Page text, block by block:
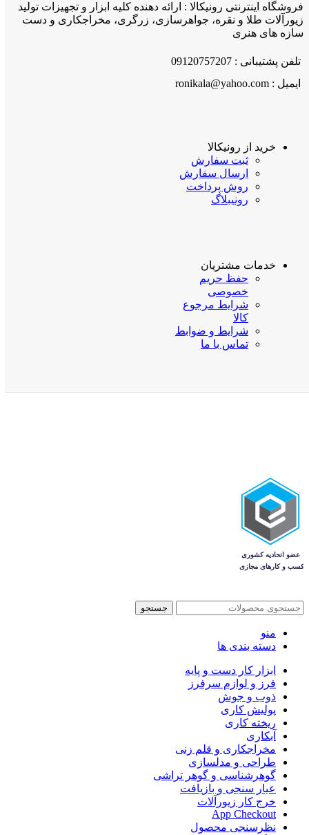
فروشگاه اینترنتی رونیکالا : ارائه دهنده کلیه ابزار و تجهیزات تولید
زیورآلات طلا و نقره، جواهرسازی، زرگری، مخراجکاری و دست
سازه های هنری
تلفن پشتیبانی : 09120757207
ایمیل : ronikala@yahoo.com
خرید از رونیکالا
ثبت سفارش
ارسال سفارش
روش پرداخت
رونیبلاگ
خدمات مشتریان
حفظ حریم
خصوصی
شرایط مرجوع
کالا
شرایط و ضوابط
تماس با ما
جستجو
منو
دسته بندی ها
ابزار کار دست و پایه
فرز و لوازم سرفرز
ذوب و جوش
پولیش کاری
ریخته کاری
آبکاری
مخراجکاری و قلم زنی
طراحی و مدلسازی
گوهرشناسی و گوهر تراشی
عیار سنجی و بازیافت
خرج کار زیورآلات
App Checkout
نظرسنجی محصول